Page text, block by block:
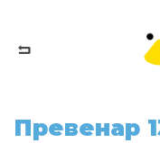
Превенар